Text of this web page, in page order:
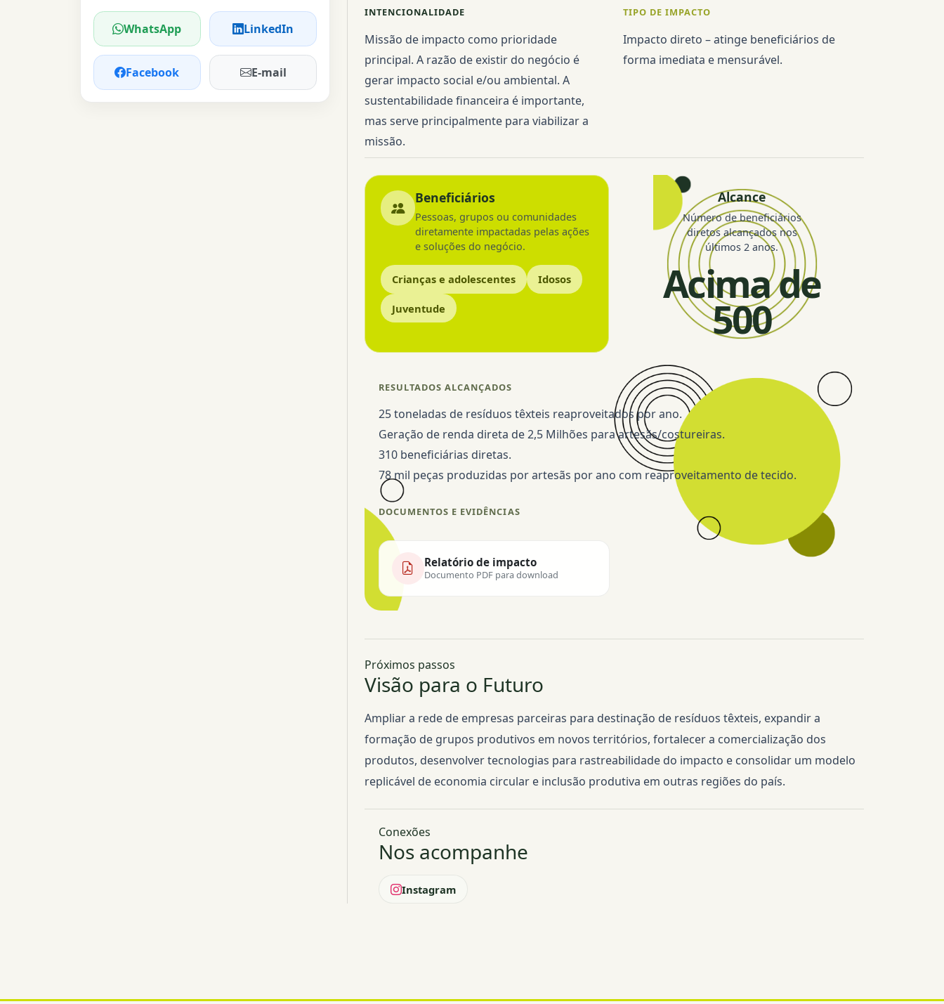
WhatsApp LinkedIn
Facebook E-mail
INTENCIONALIDADE
Missão de impacto como prioridade
principal. A razão de existir do negócio é
gerar impacto social e/ou ambiental. A
sustentabilidade financeira é importante,
mas serve principalmente para viabilizar a
missão.
TIPO DE IMPACTO
Impacto direto – atinge beneficiários de
forma imediata e mensurável.
Beneficiários
Pessoas, grupos ou comunidades
diretamente impactadas pelas ações
e soluções do negócio.
Crianças e adolescentes Idosos
Juventude
Alcance
Número de beneficiários
diretos alcançados nos
últimos 2 anos.
Acima de
500
RESULTADOS ALCANÇADOS
25 toneladas de resíduos têxteis reaproveitados por ano.
Geração de renda direta de 2,5 Milhões para artesãs/costureiras.
310 beneficiárias diretas.
78 mil peças produzidas por artesãs por ano com reaproveitamento de tecido.
DOCUMENTOS E EVIDÊNCIAS
Relatório de impacto
Documento PDF para download
Próximos passos
Visão para o Futuro
Ampliar a rede de empresas parceiras para destinação de resíduos têxteis, expandir a
formação de grupos produtivos em novos territórios, fortalecer a comercialização dos
produtos, desenvolver tecnologias para rastreabilidade do impacto e consolidar um modelo
replicável de economia circular e inclusão produtiva em outras regiões do país.
Conexões
Nos acompanhe
Instagram